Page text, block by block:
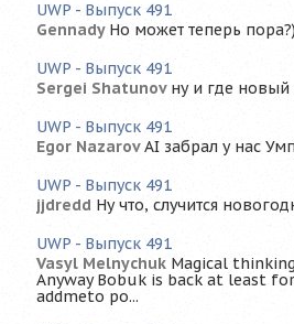
UWP - Выпуск 491
Gennady Но может теперь пора?)
UWP - Выпуск 491
Sergei Shatunov ну и где новый
UWP - Выпуск 491
Egor Nazarov AI забрал у нас
UWP - Выпуск 491
jjdredd Ну что, случится
UWP - Выпуск 491
Vasyl Melnychuk Magical
Anyway Bobuk is back at least
addmeto po...